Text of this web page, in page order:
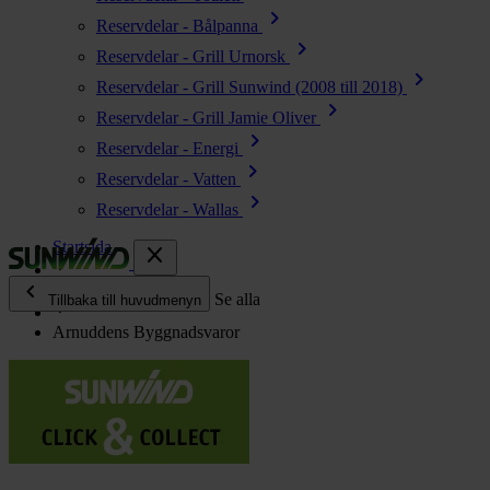
Reservdelar - Bålpanna chevron_right
Reservdelar - Grill Urnorsk chevron_right
Reservdelar - Grill Sunwind (2008 till 2018) chevron_right
Reservdelar - Grill Jamie Oliver chevron_right
Reservdelar - Energi chevron_right
Reservdelar - Vatten chevron_right
Reservdelar - Wallas
chevron_right
close
chevron_left
Tillbaka till huvudmenyn Se alla
chevron_right
Kök & Gasol chevron_right
Värme chevron_right
Vatten chevron_right
Startsida
Arnuddens Byggnadsvaror